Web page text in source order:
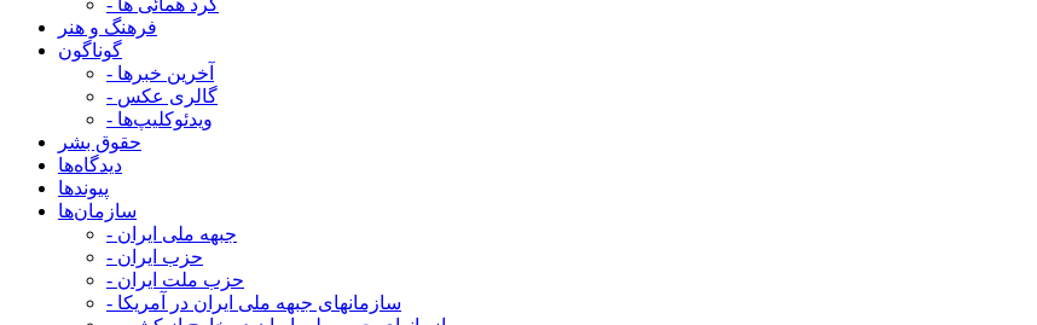
- گرد همآئی ها
فرهنگ و هنر
گوناگون
- آخرین خبرها
- گالری عکس
- ویدئوکلیپ‌ها
حقوق بشر
دیدگاه‌ها
پیوندها
سازمان‌ها
- جبهه ملی ایران
- حزب ایران
- حزب ملت ایران
- سازمانهای جبهه ملی ایران در آمریکا